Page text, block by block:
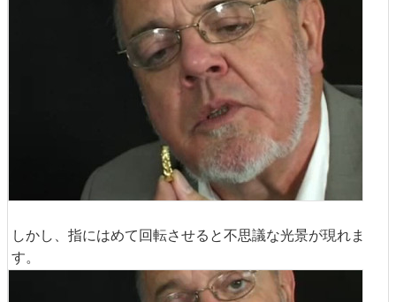
しかし、指にはめて回転させると不思議な光景が現れま
す。